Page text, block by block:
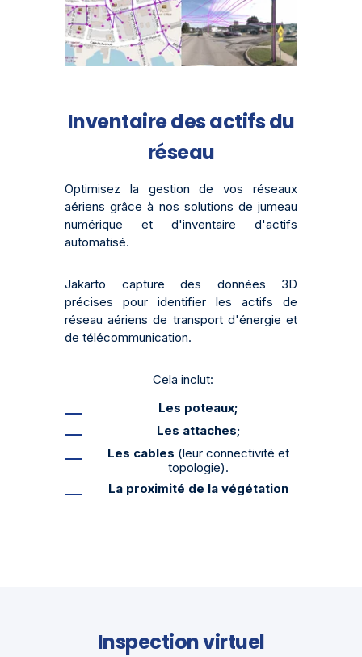
Inventaire des actifs du
réseau
Optimisez la gestion de vos réseaux
aériens grâce à nos solutions de jumeau
numérique et d'inventaire d'actifs
automatisé.
Jakarto capture des données 3D
précises pour identifier les actifs de
réseau aériens de transport d'énergie et
de télécommunication.
Cela inclut:
Les poteaux;
Les attaches;
Les cables (leur connectivité et
topologie).
La proximité de la végétation
Inspection virtuel